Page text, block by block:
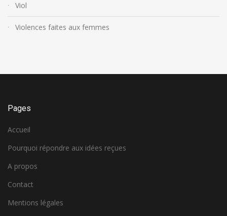
Viol
Violences faites aux femmes
Pages
Accueil
Pourquoi répondre aux idées reçues
A propos
Contact
Mentions légales